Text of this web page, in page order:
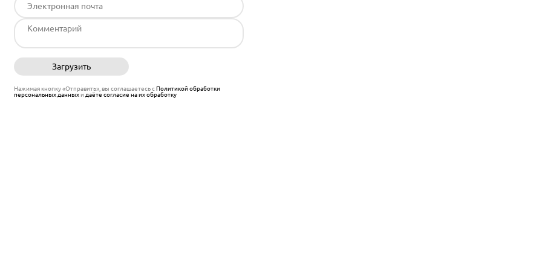
Загрузить
Нажимая кнопку «Отправить», вы соглашаетесь сПолитикой обработки
персональных данныхи даёте согласие на их обработку